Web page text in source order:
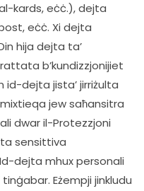
kards, eċċ.), dejta
eċċ. Xi dejta
hija dejta ta’
b’kundizzjonijiet
id-dejta jista’ jirriżulta
jew saħansitra
dwar il-Protezzjoni
sensittiva
dejta mhux personali
Eżempji jinkludu